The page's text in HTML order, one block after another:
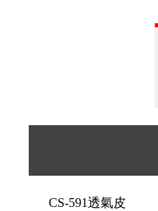
CS-591透氣皮